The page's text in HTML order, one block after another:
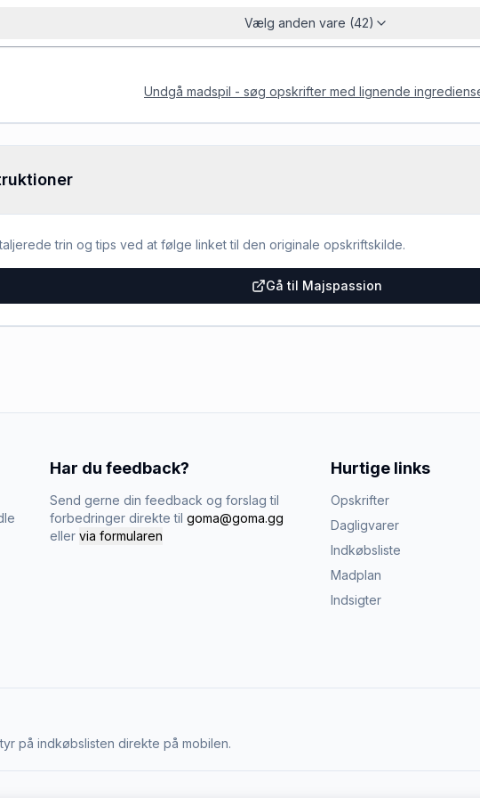
Vælg anden vare (42)
Undgå madspil - søg opskrifter med lignende
trin og tips ved at følge linket til den originale opskriftskilde.
Gå til Majspassion
Har du feedback?
Send gerne din feedback og forslag til
forbedringer direkte til goma@goma.gg
eller via formularen
Hurtige links
Opskrifter
Dagligvarer
Indkøbsliste
Madplan
Indsigter
på indkøbslisten direkte på mobilen.